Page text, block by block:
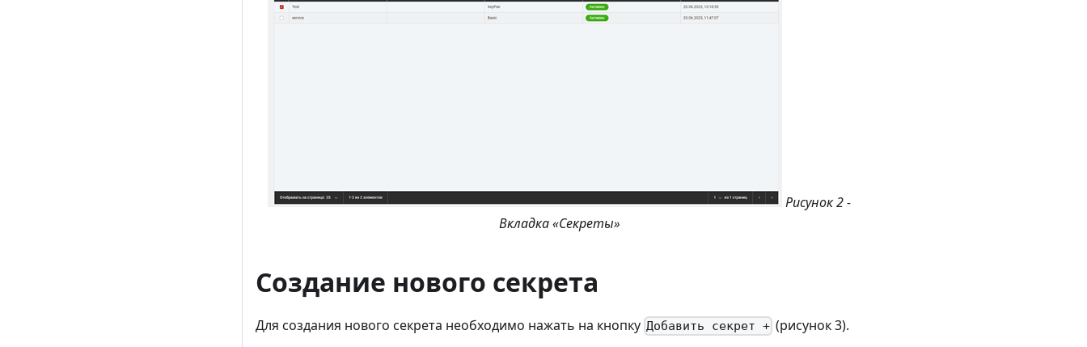
Рисунок 2 -
Вкладка «Секреты»
Создание нового секрета
Для создания нового секрета необходимо нажать на кнопку Добавить секрет + (рисунок 3).